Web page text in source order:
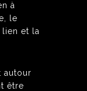
à
le
lien et la
autour
être